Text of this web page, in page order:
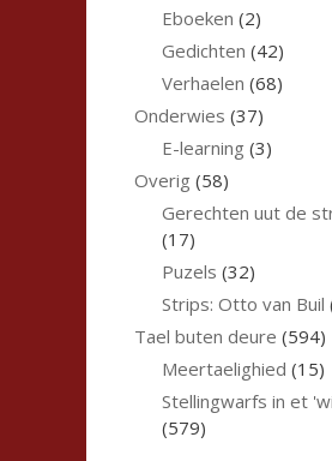
Eboeken (2)
Gedichten (42)
Verhaelen (68)
Onderwies (37)
E-learning (3)
Overig (58)
Gerechten uut de
(17)
Puzels (32)
Strips: Otto van Buil
Tael buten deure (594)
Meertaelighied (15)
Stellingwarfs in et
(579)